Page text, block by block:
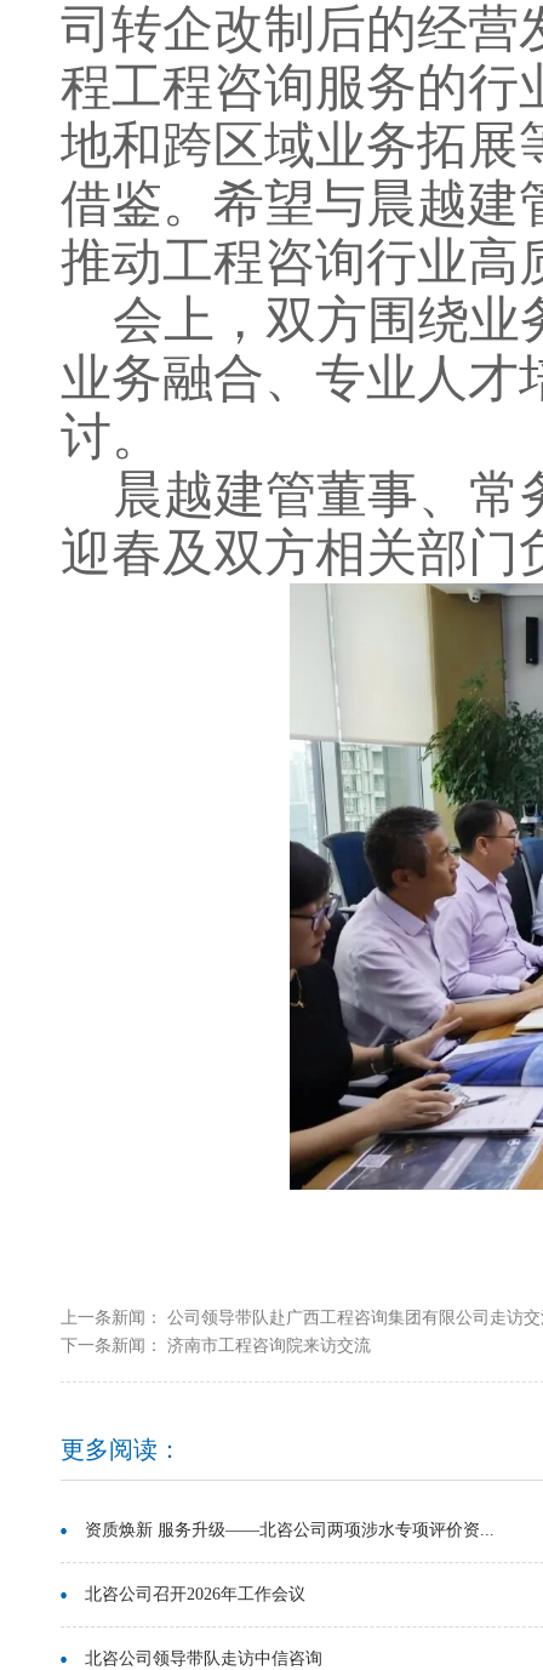
司 转企改制后的经营
程工程咨询服务的行
地和跨区域业务拓展
借鉴。希望与晨越建
推动工程咨询行业高
会上，双方围绕业
业务融合、 专业人才
讨。
晨越建管董事、常
迎春及双方相关部门
上一条新闻： 公司领导带队赴广西工程咨询集团有限公司走访
下一条新闻： 济南市工程咨询院来访交流
更多阅读：
资质焕新 服务升级——北咨公司两项涉水专项评价资...
北咨公司召开2026年工作会议
北咨公司领导带队走访中信咨询